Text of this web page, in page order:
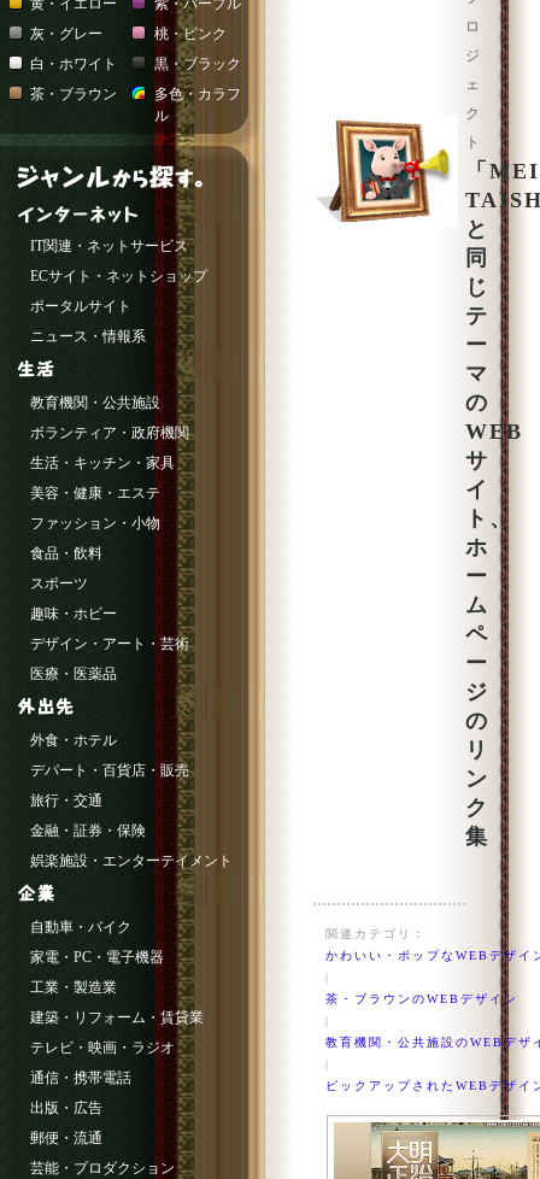
ロ
ジ
ェ
ク
ト
「
と
同
じ
テ
ー
マ
の
WEB
サ
イ
ト、
ホ
ー
ム
ペ
ー
ジ
の
リ
ン
ク
集
関連カテゴリ：
かわいい・ポップなWEBデザイ
|
茶・ブラウンのWEBデザイン
|
教育機関・公共施設のWEBデザ
|
ピックアップされたWEBデザイ
黄・イエロー
紫・パープル
灰・グレー
桃・ピンク
白・ホワイト
黒・ブラック
茶・ブラウン
多色・カラフ
ル
IT関連・ネットサービス
ECサイト・ネットショップ
ポータルサイト
ニュース・情報系
教育機関・公共施設
ボランティア・政府機関
生活・キッチン・家具
美容・健康・エステ
ファッション・小物
食品・飲料
スポーツ
趣味・ホビー
デザイン・アート・芸術
医療・医薬品
外食・ホテル
デパート・百貨店・販売
旅行・交通
金融・証券・保険
娯楽施設・エンターテイメント
自動車・バイク
家電・PC・電子機器
工業・製造業
建築・リフォーム・賃貸業
テレビ・映画・ラジオ
通信・携帯電話
出版・広告
郵便・流通
芸能・プロダクション